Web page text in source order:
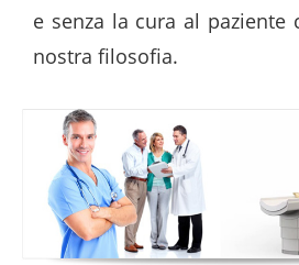
e senza la cura al paziente
nostra filosofia.